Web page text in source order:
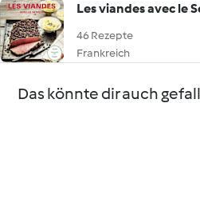
Les viandes avec le
46 Rezepte
Frankreich
Das könnte dir auch